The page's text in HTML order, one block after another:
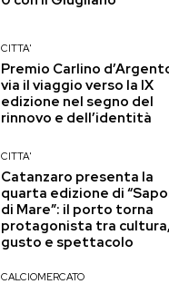
CITTA'
Premio Carlino
via il viaggio verso la IX
edizione nel segno del
rinnovo e dell’identità
CITTA'
Catanzaro presenta la
quarta edizione di
di Mare”: il porto torna
protagonista tra cultura,
gusto e spettacolo
CALCIOMERCATO